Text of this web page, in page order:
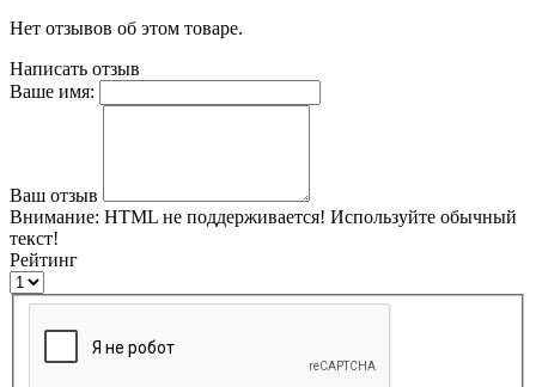
Нет отзывов об этом товаре.
Написать отзыв
Ваше имя:
Ваш отзыв
Внимание: HTML не поддерживается! Используйте обычный
текст!
Рейтинг